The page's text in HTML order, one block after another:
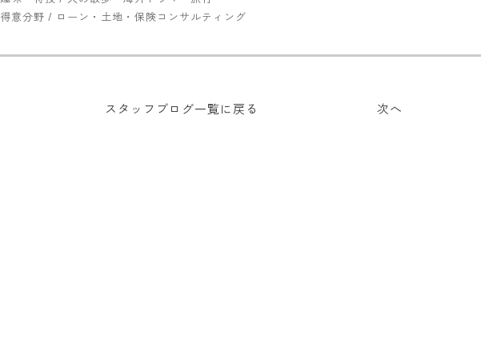
得意分野 / ローン・土地・保険コンサルティング
スタッフブログ一覧に戻る 次へ